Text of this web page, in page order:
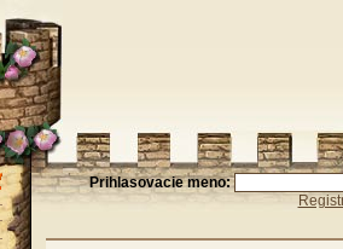
Prihlasovacie meno: